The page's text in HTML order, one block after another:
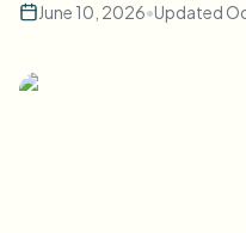
Massen-
June 10, 2026•Updated